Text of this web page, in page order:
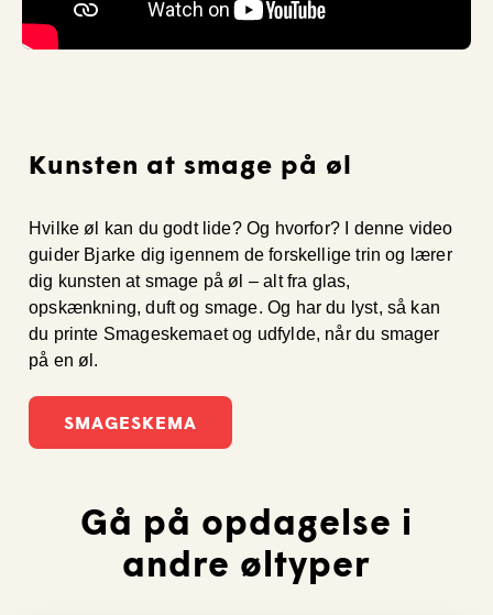
Kunsten at smage på øl
Hvilke øl kan du godt lide? Og hvorfor? I denne video
guider Bjarke dig igennem de forskellige trin og lærer
dig kunsten at smage på øl – alt fra glas,
opskænkning, duft og smage. Og har du lyst, så kan
du printe Smageskemaet og udfylde, når du smager
på en øl.
SMAGESKEMA
Gå på opdagelse i
andre øltyper